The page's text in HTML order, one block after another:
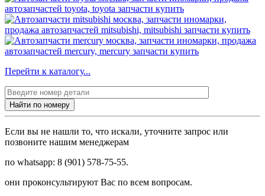
Перейти к каталогу...
Найти по номеру
Если вы не нашли то, что искали, уточните запрос или
позвоните нашим менеджерам
по whatsapp: 8 (901) 578-75-55.
они проконсультируют Вас по всем вопросам.